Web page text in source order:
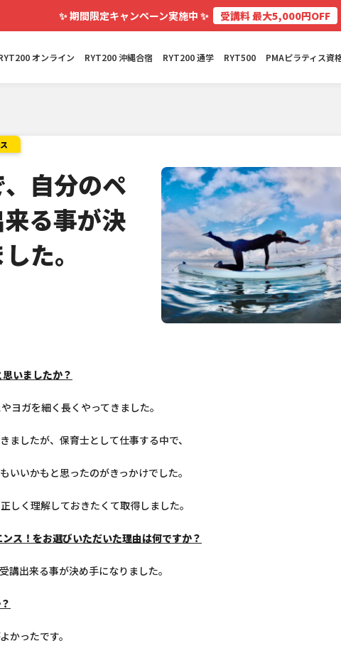
✨期間限定キャンペーン実施中 ✨ 受講料 最大5,000円OFF
オンライン RYT200 沖縄合宿 RYT200 通学 RYT500 PMAピラティス資
自分のペ
る事が決
た。
いましたか？
ヨガを細く長くやってきました。
ましたが、保育士として仕事する中で、
いいかもと思ったのがきっかけでした。
しく理解しておきたくて取得しました。
ス！をお選びいただいた理由は何ですか？
講出来る事が決め手になりました。
かったです。